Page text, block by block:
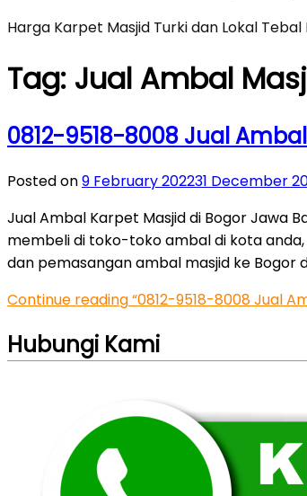
Harga Karpet Masjid Turki dan Lokal Tebal
Tag: Jual Ambal
0812-9518-8008 Jual
Posted on9 February 202231 December
Jual Ambal Karpet Masjid di Bogor Jawa
membeli di toko-toko ambal di kota
dan pemasangan ambal masjid ke Bogor
Continue reading“0812-9518-8008 Jual
Hubungi Kami